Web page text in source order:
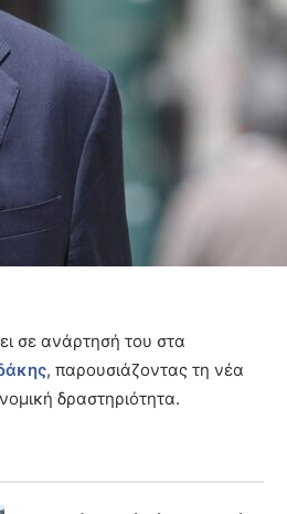
σε ανάρτησή του στα
, παρουσιάζοντας τη νέα
δραστηριότητα.